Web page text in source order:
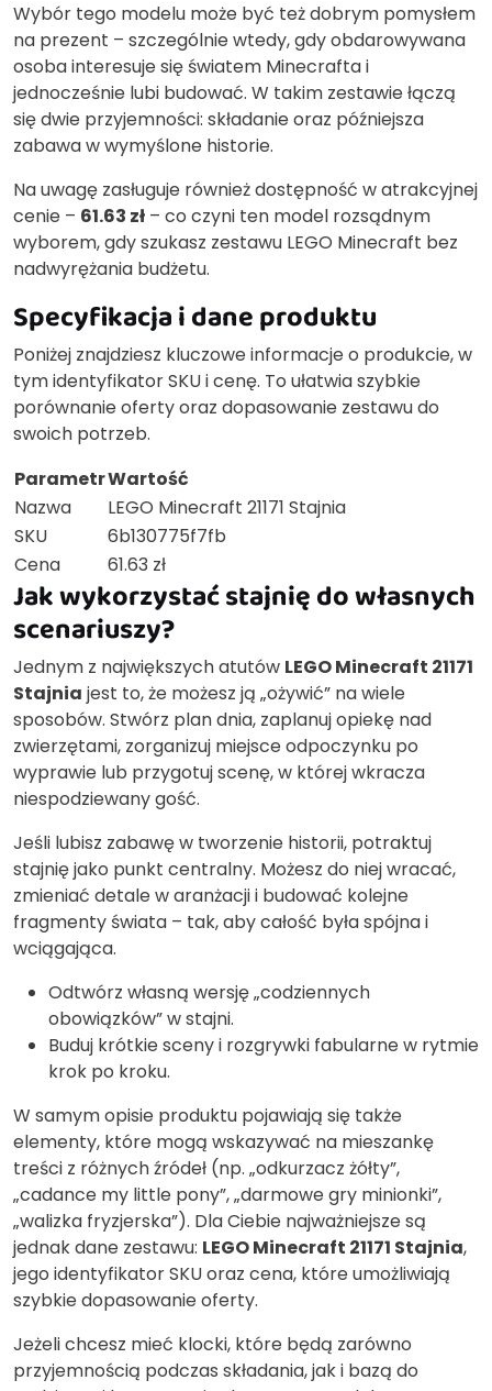
Wybór tego modelu może być też dobrym pomysłem
na prezent – szczególnie wtedy, gdy obdarowywana
osoba interesuje się światem Minecrafta i
jednocześnie lubi budować. W takim zestawie łączą
się dwie przyjemności: składanie oraz późniejsza
zabawa w wymyślone historie.
Na uwagę zasługuje również dostępność w atrakcyjnej
cenie – 61.63 zł – co czyni ten model rozsądnym
wyborem, gdy szukasz zestawu LEGO Minecraft bez
nadwyrężania budżetu.
Specyfikacja i dane produktu
Poniżej znajdziesz kluczowe informacje o produkcie, w
tym identyfikator SKU i cenę. To ułatwia szybkie
porównanie oferty oraz dopasowanie zestawu do
swoich potrzeb.
ParametrWartość
Nazwa
LEGO Minecraft 21171 Stajnia
SKU
6b130775f7fb
Cena
61.63 zł
Jak wykorzystać stajnię do własnych
scenariuszy?
Jednym z największych atutów LEGO Minecraft 21171
Stajnia jest to, że możesz ją „ożywić” na wiele
sposobów. Stwórz plan dnia, zaplanuj opiekę nad
zwierzętami, zorganizuj miejsce odpoczynku po
wyprawie lub przygotuj scenę, w której wkracza
niespodziewany gość.
Jeśli lubisz zabawę w tworzenie historii, potraktuj
stajnię jako punkt centralny. Możesz do niej wracać,
zmieniać detale w aranżacji i budować kolejne
fragmenty świata – tak, aby całość była spójna i
wciągająca.
Odtwórz własną wersję „codziennych
obowiązków” w stajni.
Buduj krótkie sceny i rozgrywki fabularne w rytmie
krok po kroku.
W samym opisie produktu pojawiają się także
elementy, które mogą wskazywać na mieszankę
treści z różnych źródeł (np. „odkurzacz żółty”,
„cadance my little pony”, „darmowe gry minionki”,
„walizka fryzjerska”). Dla Ciebie najważniejsze są
jednak dane zestawu: LEGO Minecraft 21171 Stajnia,
jego identyfikator SKU oraz cena, które umożliwiają
szybkie dopasowanie oferty.
Jeżeli chcesz mieć klocki, które będą zarówno
przyjemnością podczas składania, jak i bazą do